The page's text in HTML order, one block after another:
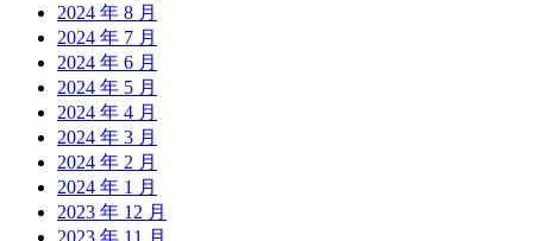
2024 年 8 月
2024 年 7 月
2024 年 6 月
2024 年 5 月
2024 年 4 月
2024 年 3 月
2024 年 2 月
2024 年 1 月
2023 年 12 月